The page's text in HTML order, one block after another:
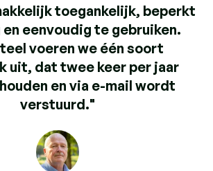
toegankelijk, beperkt
en eenvoudig te gebruiken.
voeren we één soort
uit, dat twee keer per jaar
en via e-mail wordt
verstuurd."